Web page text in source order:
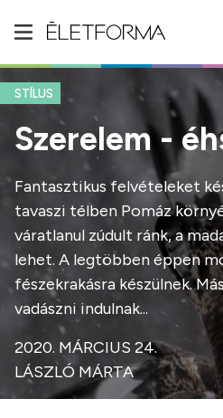
STÍLUS
Szerelem -
Fantasztikus felvételeket
tavaszi télben Pomáz
váratlanul zúdult ránk, a
lehet. A legtöbben éppen
fészekrakásra készülnek.
vadászni indulnak...
2020. MÁRCIUS 24.
LÁSZLÓ MÁRTA